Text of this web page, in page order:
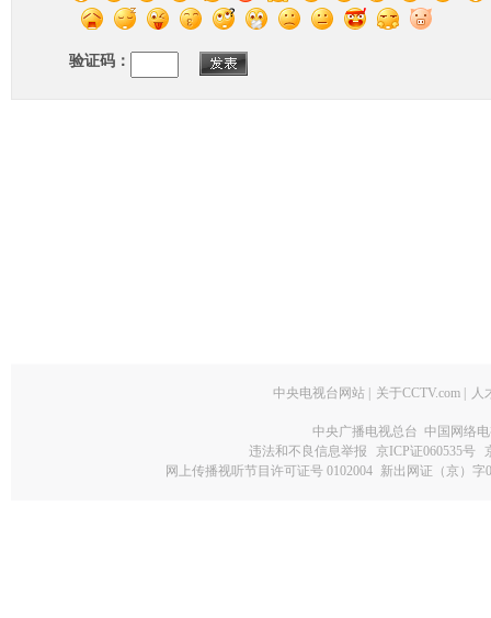
验证码：
中央电视台网站 关于CCTV.com 人
中央广播电视总台 中国网络
违法和不良信息举报
京ICP证060535号
网上传播视听节目许可证号 0102004 新出网证（京）